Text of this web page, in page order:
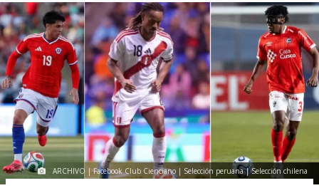
ARCHIVO | Facebook Club Cienciano | Selección peruana | Selección chilena